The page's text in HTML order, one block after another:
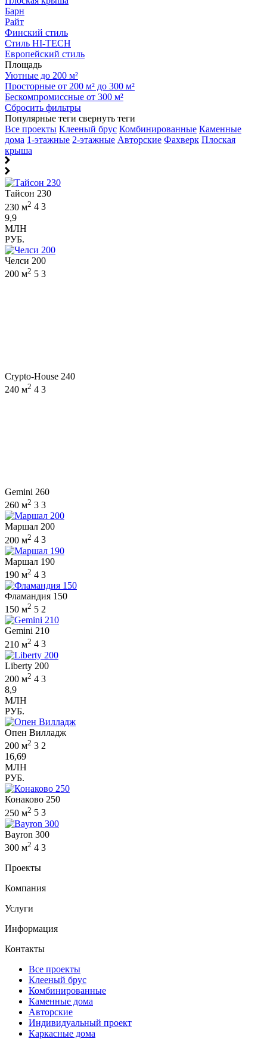
Барн
Райт
Финский стиль
Стиль HI-TECH
Европейский стиль
Площадь
Уютные до 200 м²
Просторные от 200 м² до 300 м²
Бескомпромиссные от 300 м²
Сбросить фильтры
Популярные теги свернуть теги
Все проекты Клееный брус Комбинированные Каменные
дома 1-этажные 2-этажные Авторские Фахверк Плоская
крыша
Тайсон 230
230 м2 4 3
9,9
МЛН
РУБ.
Челси 200
200 м2 5 3
Crypto-House 240
240 м2 4 3
Gemini 260
260 м2 3 3
Маршал 200
200 м2 4 3
Маршал 190
190 м2 4 3
Фламандия 150
150 м2 5 2
Gemini 210
210 м2 4 3
Liberty 200
200 м2 4 3
8,9
МЛН
РУБ.
Опен Вилладж
200 м2 3 2
16,69
МЛН
РУБ.
Конаково 250
250 м2 5 3
Bayron 300
300 м2 4 3
Проекты
Компания
Услуги
Информация
Контакты
Все проекты
Клееный брус
Комбинированные
Каменные дома
Авторские
Индивидуальный проект
Каркасные дома